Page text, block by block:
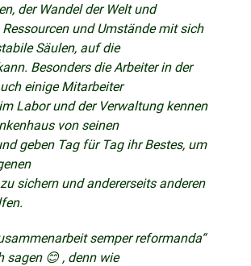
der Wandel der Welt und
und Umstände mit sich
Säulen, auf die
Besonders die Arbeiter in der
einige Mitarbeiter
Labor und der Verwaltung kennen
von seinen
geben Tag für Tag ihr Bestes, um
sichern und andererseits anderen
semper reformanda“
sagen 😊 , denn wie